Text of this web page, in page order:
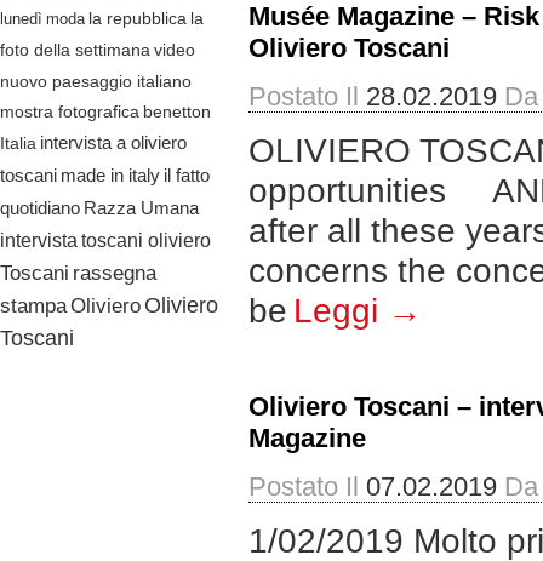
lunedì moda la repubblica la
foto della settimana video
nuovo paesaggio italiano
mostra fotografica benetton
Italia intervista a oliviero
toscani made in italy il fatto
quotidiano Razza Umana
intervista toscani oliviero
Toscani rassegna
stampaOliviero Oliviero
Toscani
Musée Magazine –
Oliviero Toscani
Postato Il 28.02.2019 Da
OLIVIERO
opportunities
after all these
concerns the
be Leggi →
Oliviero Toscani –
Magazine
Postato Il 07.02.2019 Da
1/02/2019 Molto